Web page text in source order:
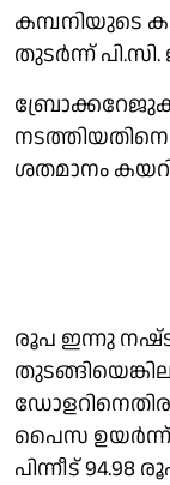
കമ്പനിയുടെ
തുടർന്ന്
ശതമാനം
രൂപ ഇന്നു
പൈസ ഉയര്‍ന്ന്
പിന്നീട്